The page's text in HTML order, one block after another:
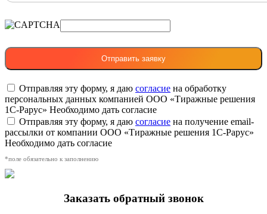
Отправляя эту форму, я даю согласие на обработку
персональных данных компанией ООО «Тиражные решения
1С-Рарус» Необходимо дать согласие
Отправляя эту форму, я даю согласие на получение email-
рассылки от компании ООО «Тиражные решения 1С-Рарус»
Необходимо дать согласие
*поле обязательно к заполнению
Заказать обратный звонок